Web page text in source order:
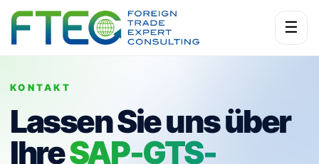
☰
KONTAKT
Lassen Sie uns über
IhreSAP-GTS-